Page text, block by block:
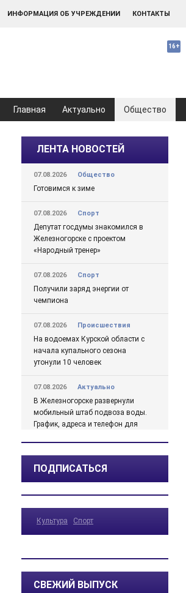
ИНФОРМАЦИЯ ОБ УЧРЕЖДЕНИИ КОНТАКТЫ
Главная Актуально Общество
ЛЕНТА НОВОСТЕЙ
07.08.2026 Общество
Готовимся к зиме
07.08.2026 Спорт
Депутат госдумы знакомился в
Железногорске с проектом
«Народный тренер»
07.08.2026 Спорт
Получили заряд энергии от
чемпиона
07.08.2026 Происшествия
На водоемах Курской области с
начала купального сезона
утонули 10 человек
07.08.2026 Актуально
В Железногорске развернули
мобильный штаб подвоза воды.
График, адреса и телефон для
Михайлов о проблемах с водой
07.08.2026 Актуально
Какая погода ожидается в
Курской области в ближайшие
07.08.2026 Общество
В Курской области патрулируют
ПОДПИСАТЬСЯ
Культура Спорт
СВЕЖИЙ ВЫПУСК